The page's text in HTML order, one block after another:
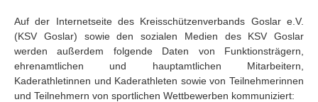
Auf der Internetseite des Kreisschützenverbands Goslar e.V.
(KSV Goslar) sowie den sozialen Medien des KSV Goslar
werden außerdem folgende Daten von Funktionsträgern,
ehrenamtlichen und hauptamtlichen Mitarbeitern,
Kaderathletinnen und Kaderathleten sowie von Teilnehmerinnen
und Teilnehmern von sportlichen Wettbewerben kommuniziert: